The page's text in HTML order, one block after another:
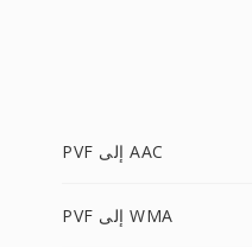
PVF إلى AAC
PVF إلى WMA